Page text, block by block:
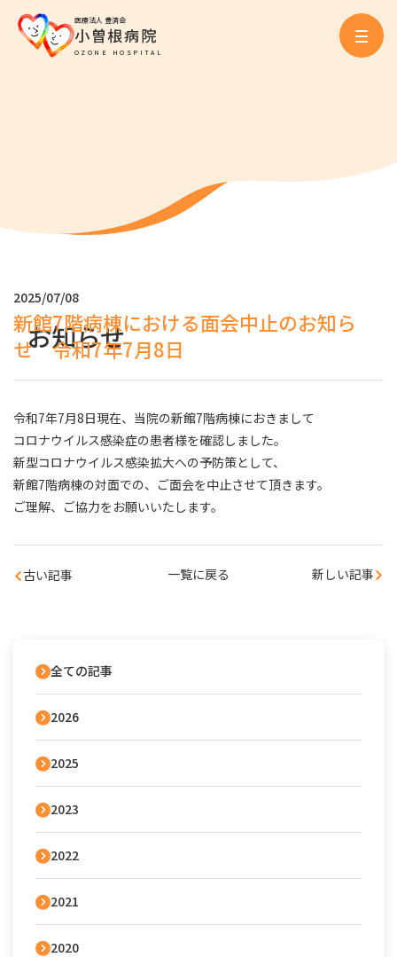
医療法人 豊済会
小曽根病院
OZONE HOSPITAL
お知らせ
2025/07/08
新館7階病棟における面会中止のお知ら
せ 令和7年7月8日
令和7年7月8日現在、当院の新館7階病棟におきまして
コロナウイルス感染症の患者様を確認しました。
新型コロナウイルス感染拡大への予防策として、
新館7階病棟の対面での、ご面会を中止させて頂きます。
ご理解、ご協力をお願いいたします。
古い記事 一覧に戻る 新しい記事
全ての記事
2026
2025
2023
2022
2021
2020